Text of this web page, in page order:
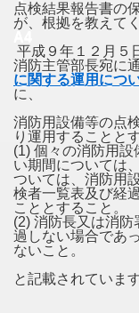
点検結果報告書の
が、根拠を教えて
平成９年１２月５
消防主管部長宛に
に関する運用につ
に、
消防用設備等の点
り運用することとす
(1) 個々の消防用
い期間については
ついては、消防用
検者一覧表及び経
こととすること。
(2) 消防長又は消
過しない場合であ
ないこと。
と記載されています